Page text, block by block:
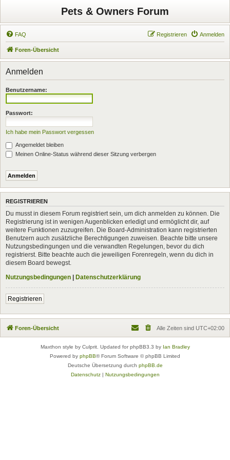
Pets & Owners Forum
FAQ Anmelden
Registrieren
Foren-Übersicht
Anmelden
Benutzername:
Passwort:
Ich habe mein Passwort vergessen
Angemeldet bleiben
Meinen Online-Status während dieser Sitzung verbergen
REGISTRIEREN
Du musst in diesem Forum registriert sein, um dich anmelden zu können. Die
Registrierung ist in wenigen Augenblicken erledigt und ermöglicht dir, auf
weitere Funktionen zuzugreifen. Die Board-Administration kann registrierten
Benutzern auch zusätzliche Berechtigungen zuweisen. Beachte bitte unsere
Nutzungsbedingungen und die verwandten Regelungen, bevor du dich
registrierst. Bitte beachte auch die jeweiligen Forenregeln, wenn du dich in
diesem Board bewegst.
Nutzungsbedingungen | Datenschutzerklärung
Registrieren
Foren-Übersicht Alle Zeiten sind UTC+02:00
Maxthon style by Culprit. Updated for phpBB3.3 by Ian Bradley
Powered by phpBB® Forum Software © phpBB Limited
Deutsche Übersetzung durch phpBB.de
Datenschutz| Nutzungsbedingungen